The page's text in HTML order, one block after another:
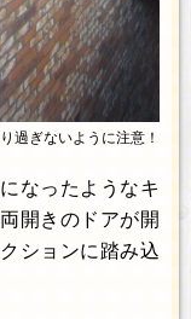
過ぎないように注意！
なったようなキ
開きのドアが開
ションに踏み込